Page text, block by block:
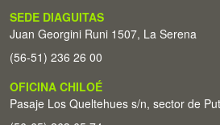
SEDE DIAGUITAS
Juan Georgini Runi 1507, La Serena
(56-51) 236 26 00
OFICINA CHILOÉ
Pasaje Los Queltehues s/n, sector de